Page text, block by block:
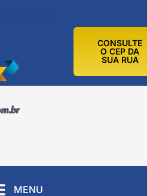
CONSULTE
O CEP DA
SUA RUA
MENU